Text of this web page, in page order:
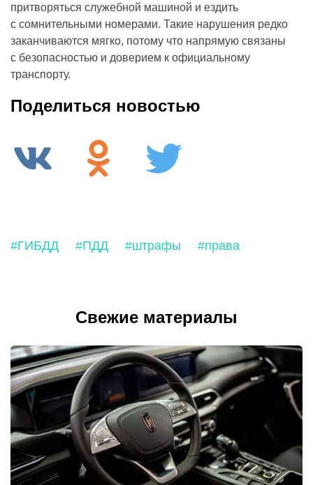
притворяться служебной машиной и ездить
с сомнительными номерами. Такие нарушения редко
заканчиваются мягко, потому что напрямую связаны
с безопасностью и доверием к официальному
транспорту.
Поделиться новостью
#ГИБДД #ПДД #штрафы #права
Свежие материалы